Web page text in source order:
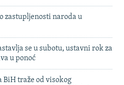
zastupljenosti naroda u
se u subotu, ustavni rok za
u ponoć
traže od visokog